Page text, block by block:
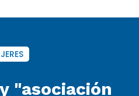
"asociación